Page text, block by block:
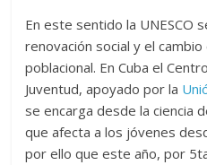
En este sentido la UNESCO
renovación social y el
poblacional. En Cuba el
Juventud, apoyado por la
se encarga desde la ciencia
que afecta a los jóvenes
por ello que este año, por